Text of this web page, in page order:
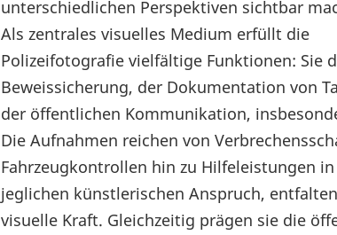
unterschiedlichen Perspektiven sichtbar
Als zentrales visuelles Medium erfüllt die
Polizeifotografie vielfältige Funktionen: Sie
Beweissicherung, der Dokumentation von
der öffentlichen Kommunikation,
Die Aufnahmen reichen von
Fahrzeugkontrollen hin zu Hilfeleistungen
jeglichen künstlerischen Anspruch,
visuelle Kraft. Gleichzeitig prägen sie die